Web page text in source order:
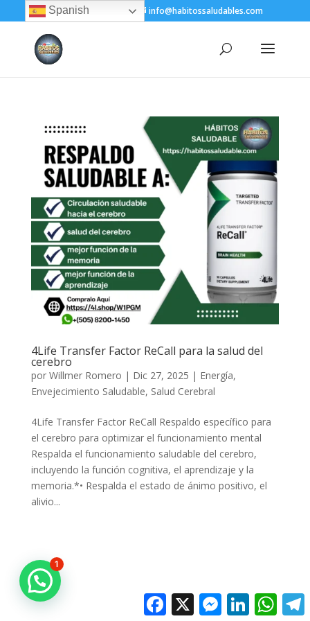
+(505) 8200-1450 info@habitossaludables.com
4Life Transfer Factor ReCall para la salud del
cerebro
por Willmer Romero | Dic 27, 2025 | Energía,
Envejecimiento Saludable, Salud Cerebral
4Life Transfer Factor ReCall Respaldo específico para
el cerebro para optimizar el funcionamiento mental
Respalda el funcionamiento saludable del cerebro,
incluyendo la función cognitiva, el aprendizaje y la
memoria.*• Respalda el estado de ánimo positivo, el
alivio...
Facebook Messenger
LinkedIn
Spanish
1